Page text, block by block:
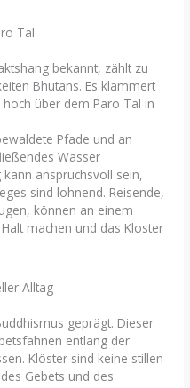
Tal
bekannt, zählt zu
Bhutans. Es klammert
über dem Paro Tal in
Pfade und an
Wasser
anspruchsvoll sein,
sind lohnend. Reisende,
können an einem
machen und das Kloster
Alltag
geprägt. Dieser
entlang der
Klöster sind keine stillen
Gebets und des